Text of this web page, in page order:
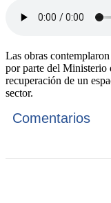
Las obras
por parte del Ministerio
recuperación de un
sector.
Comentarios